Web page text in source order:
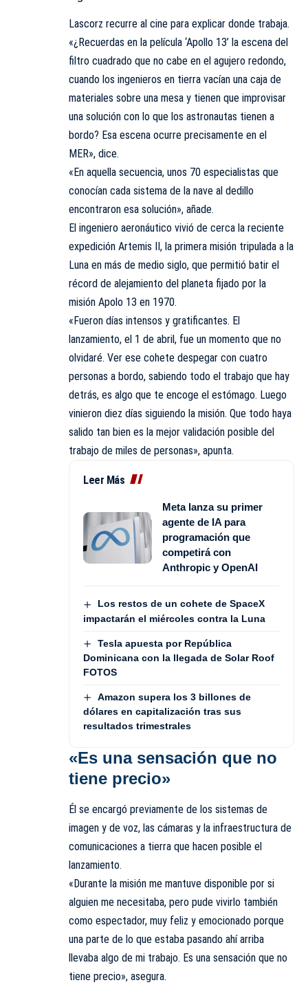
Lascorz recurre al cine para explicar donde trabaja.
«¿Recuerdas en la película ‘Apollo 13’ la escena del
filtro cuadrado que no cabe en el agujero redondo,
cuando los ingenieros en tierra vacían una caja de
materiales sobre una mesa y tienen que improvisar
una solución con lo que los astronautas tienen a
bordo? Esa escena ocurre precisamente en el
MER», dice.
«En aquella secuencia, unos 70 especialistas que
conocían cada sistema de la nave al dedillo
encontraron esa solución», añade.
El ingeniero aeronáutico vivió de cerca la reciente
expedición Artemis II, la primera misión tripulada a la
Luna en más de medio siglo, que permitió batir el
récord de alejamiento del planeta fijado por la
misión Apolo 13 en 1970.
«Fueron días intensos y gratificantes. El
lanzamiento, el 1 de abril, fue un momento que no
olvidaré. Ver ese cohete despegar con cuatro
personas a bordo, sabiendo todo el trabajo que hay
detrás, es algo que te encoge el estómago. Luego
vinieron diez días siguiendo la misión. Que todo haya
salido tan bien es la mejor validación posible del
trabajo de miles de personas», apunta.
Leer Más
Meta lanza su primer
agente de IA para
programación que
competirá con
Anthropic y OpenAI
Los restos de un cohete de SpaceX
impactarán el miércoles contra la Luna
Tesla apuesta por República
Dominicana con la llegada de Solar Roof
FOTOS
Amazon supera los 3 billones de
dólares en capitalización tras sus
resultados trimestrales
«Es una sensación que no
tiene precio»
Él se encargó previamente de los sistemas de
imagen y de voz, las cámaras y la infraestructura de
comunicaciones a tierra que hacen posible el
lanzamiento.
«Durante la misión me mantuve disponible por si
alguien me necesitaba, pero pude vivirlo también
como espectador, muy feliz y emocionado porque
una parte de lo que estaba pasando ahí arriba
llevaba algo de mi trabajo. Es una sensación que no
tiene precio», asegura.